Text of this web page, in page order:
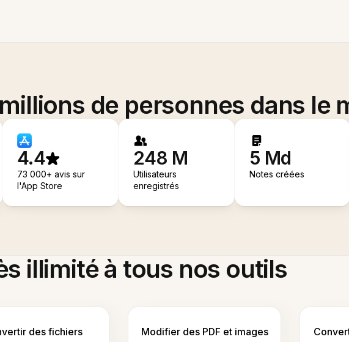
de personnes dans le
4.4
73 000+ avis sur
l'App Store
248 M
Utilisateurs
enregistrés
5 Md
Notes créées
illimité à tous nos outils
des fichiers Modifier des PDF et images